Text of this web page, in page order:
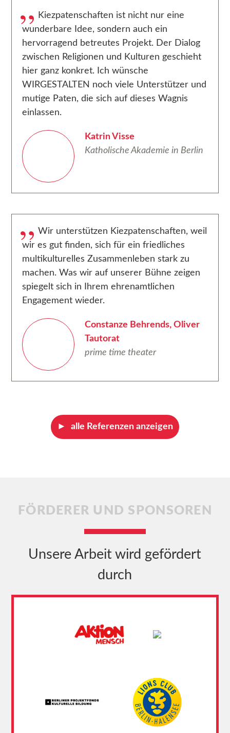
Kiezpatenschaften ist nicht nur eine
wunderbare Idee, sondern auch ein
hervorragend betreutes Projekt. Der Dialog
zwischen Religionen und Kulturen geschieht
hier ganz konkret. Ich wünsche
WIRGESTALTEN noch viele Unterstützer und
mutige Paten, die sich auf dieses Wagnis
einlassen.
Katrin Visse
Katholische Akademie in Berlin
Wir unterstützen Kiezpatenschaften, weil
wir es gut finden, sich für ein friedliches
multikulturelles Zusammenleben stark zu
machen. Was wir auf unserer Bühne zeigen
spiegelt sich in Ihrem ehrenamtlichen
Engagement wieder.
Constanze Behrends, Oliver
Tautorat
prime time theater
alle Referenzen anzeigen
FÖRDERER UND SPONSOREN
Unsere Arbeit wird gefördert
durch